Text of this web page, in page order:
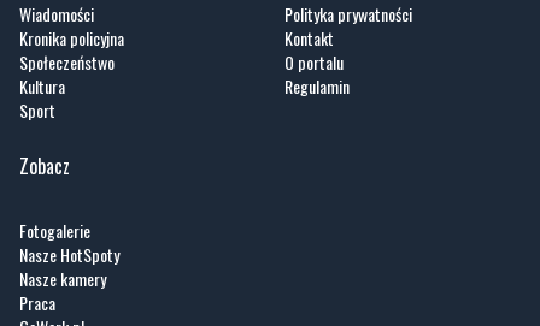
Wiadomości
Kronika policyjna
Społeczeństwo
Kultura
Sport
Polityka prywatności
Kontakt
O portalu
Regulamin
Zobacz
Fotogalerie
Nasze HotSpoty
Nasze kamery
Praca